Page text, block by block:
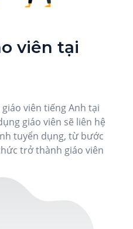
viên tại
viên tiếng Anh tại
giáo viên sẽ liên hệ
tuyển dụng, từ bước
trở thành giáo viên